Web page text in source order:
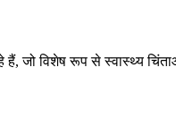
हैं, जो विशेष रूप से स्वास्थ्य